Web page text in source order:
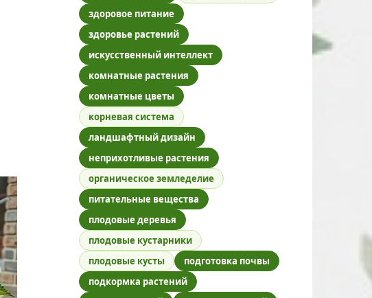
здоровое питание
здоровье растений
искусственный интеллект
комнатные растения
комнатные цветы
корневая система
ландшафтный дизайн
неприхотливые растения
органическое земледелие
питательные вещества
плодовые деревья
плодовые кустарники
плодовые кусты
подготовка почвы
подкормка растений